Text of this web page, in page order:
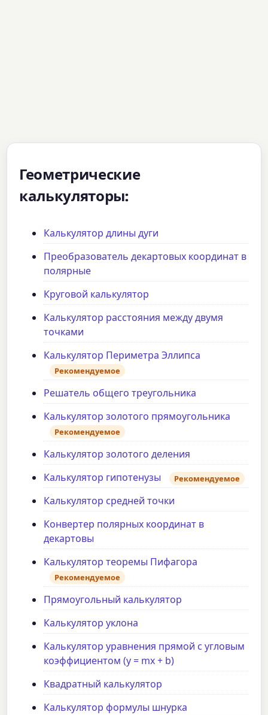
Геометрические
калькуляторы:
Калькулятор длины дуги
Преобразователь декартовых координат в
полярные
Круговой калькулятор
Калькулятор расстояния между двумя
точками
Калькулятор Периметра Эллипса
Рекомендуемое
Решатель общего треугольника
Калькулятор золотого прямоугольника
Рекомендуемое
Калькулятор золотого деления
Калькулятор гипотенузы
Рекомендуемое
Калькулятор средней точки
Конвертер полярных координат в
декартовы
Калькулятор теоремы Пифагора
Рекомендуемое
Прямоугольный калькулятор
Калькулятор уклона
Калькулятор уравнения прямой с угловым
коэффициентом (y = mx + b)
Квадратный калькулятор
Калькулятор формулы шнурка